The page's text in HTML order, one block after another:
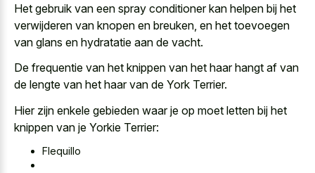
Het gebruik van een spray conditioner kan helpen bij het
verwijderen van knopen en breuken, en het toevoegen
van glans en hydratatie aan de vacht.
De frequentie van het knippen van het haar hangt af van
de lengte van het haar van de York Terrier.
Hier zijn enkele gebieden waar je op moet letten bij het
knippen van je Yorkie Terrier:
Flequillo